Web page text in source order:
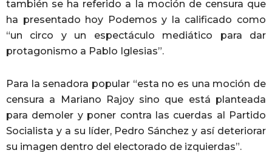
también se ha referido a la moción de censura que
ha presentado hoy Podemos y la calificado como
“un circo y un espectáculo mediático para dar
protagonismo a Pablo Iglesias”.
Para la senadora popular “esta no es una moción de
censura a Mariano Rajoy sino que está planteada
para demoler y poner contra las cuerdas al Partido
Socialista y a su líder, Pedro Sánchez y así deteriorar
su imagen dentro del electorado de izquierdas”.